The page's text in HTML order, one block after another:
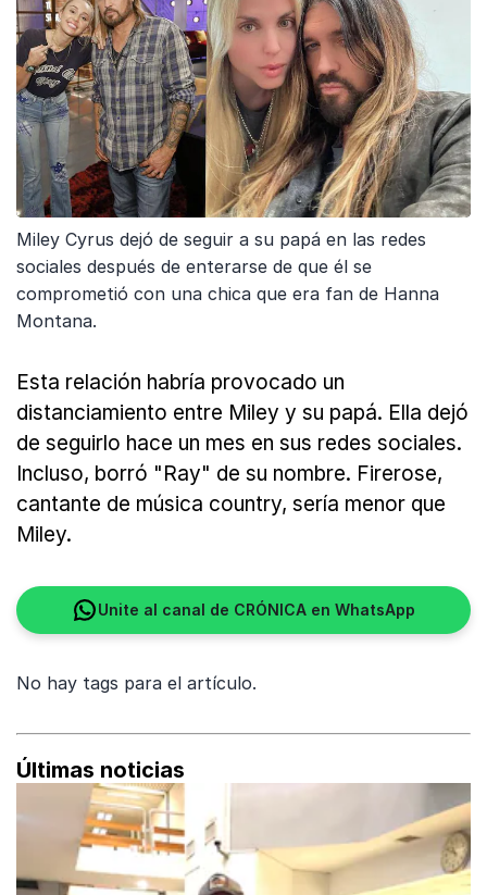
Miley Cyrus dejó de seguir a su papá en las redes
sociales después de enterarse de que él se
comprometió con una chica que era fan de Hanna
Montana.
Esta relación habría provocado un
distanciamiento entre Miley y su papá. Ella dejó
de seguirlo hace un mes en sus redes sociales.
Incluso, borró "Ray" de su nombre. Firerose,
cantante de música country, sería menor que
Miley.
Unite al canal de CRÓNICA en WhatsApp
No hay tags para el artículo.
Últimas noticias